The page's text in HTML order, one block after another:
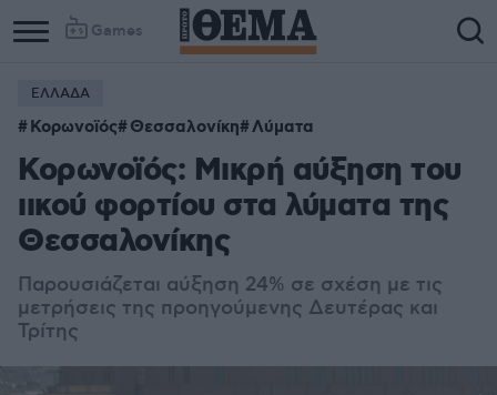
Games
ΕΛΛΑΔΑ
Κορωνοϊός Θεσσαλονίκη Λύματα
Κορωνοϊός: Μικρή αύξηση του
ιικού φορτίου στα λύματα της
Θεσσαλονίκης
Παρουσιάζεται αύξηση 24% σε σχέση με τις
μετρήσεις της προηγούμενης Δευτέρας και
Τρίτης